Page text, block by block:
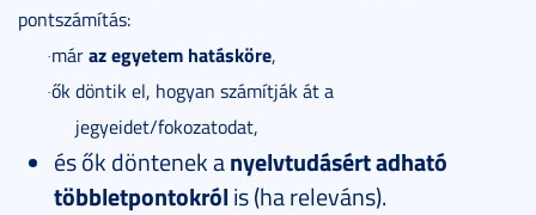
pontszámítás:
·máraz egyetem hatásköre,
·ők döntik el, hogyan számítják át a
jegyeidet/fokozatodat,
és ők döntenek anyelvtudásért adható
többletpontokról is (ha releváns).